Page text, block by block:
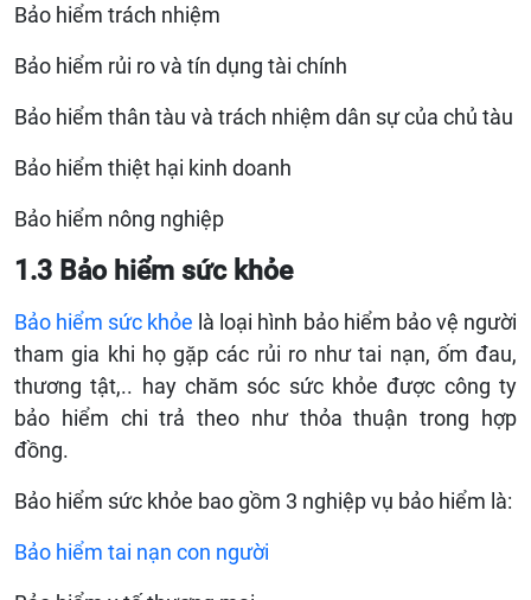
Bảo hiểm trách nhiệm
Bảo hiểm rủi ro và tín dụng tài chính
Bảo hiểm thân tàu và trách nhiệm dân sự của chủ tàu
Bảo hiểm thiệt hại kinh doanh
Bảo hiểm nông nghiệp
1.3 Bảo hiểm sức khỏe
Bảo hiểm sức khỏe là loại hình bảo hiểm bảo vệ người
tham gia khi họ gặp các rủi ro như tai nạn, ốm đau,
thương tật,.. hay chăm sóc sức khỏe được công ty
bảo hiểm chi trả theo như thỏa thuận trong hợp
đồng.
Bảo hiểm sức khỏe bao gồm 3 nghiệp vụ bảo hiểm là:
Bảo hiểm tai nạn con người